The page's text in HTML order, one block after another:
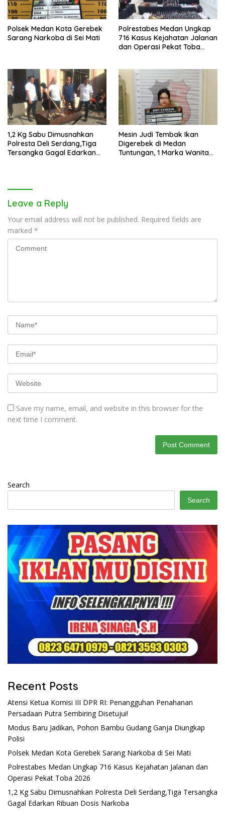
Polsek Medan Kota Gerebek
Sarang Narkoba di Sei Mati
Polrestabes Medan Ungkap
716 Kasus Kejahatan Jalanan
dan Operasi Pekat Toba
1,2 Kg Sabu Dimusnahkan
Polresta Deli Serdang,Tiga
Tersangka Gagal Edarkan
Mesin Judi Tembak Ikan
Digerebek di Medan
Tuntungan, 1 Marka Wanita
Leave a Reply
Your email address will not be published. Required fields are
marked *
Save my name, email, and website in this browser for the
next time I comment.
Search
Search
Recent Posts
Atensi Ketua Komisi III DPR RI: Penangguhan Penahanan
Persadaan Putra Sembiring Disetujui!
Modus Baru Jadikan, Pohon Bambu Gudang Ganja Diungkap
Polisi
Polsek Medan Kota Gerebek Sarang Narkoba di Sei Mati
Polrestabes Medan Ungkap 716 Kasus Kejahatan Jalanan dan
Operasi Pekat Toba 2026
1,2 Kg Sabu Dimusnahkan Polresta Deli Serdang,Tiga Tersangka
Gagal Edarkan Ribuan Dosis Narkoba